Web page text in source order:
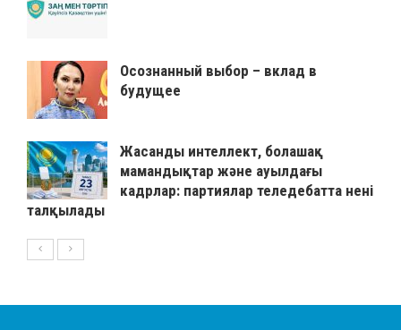
Осознанный выбор – вклад в
будущее
Жасанды интеллект, болашақ
мамандықтар және ауылдағы
кадрлар: партиялар теледебатта нені
талқылады